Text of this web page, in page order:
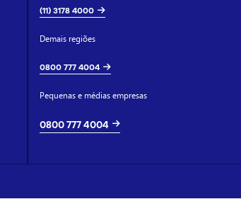
(11) 3178 4000
Demais regiões
0800 777 4004
Pequenas e médias empresas
0800 777 4004